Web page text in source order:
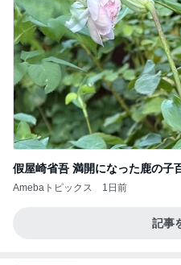
假屋崎省吾 満開になった鹿の子
Amebaトピックス 1日前
記事